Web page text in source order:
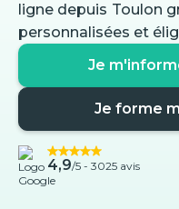
ligne depuis Toulon
personnalisées et
Je
Je forme
4,9/5 - 3025 avis